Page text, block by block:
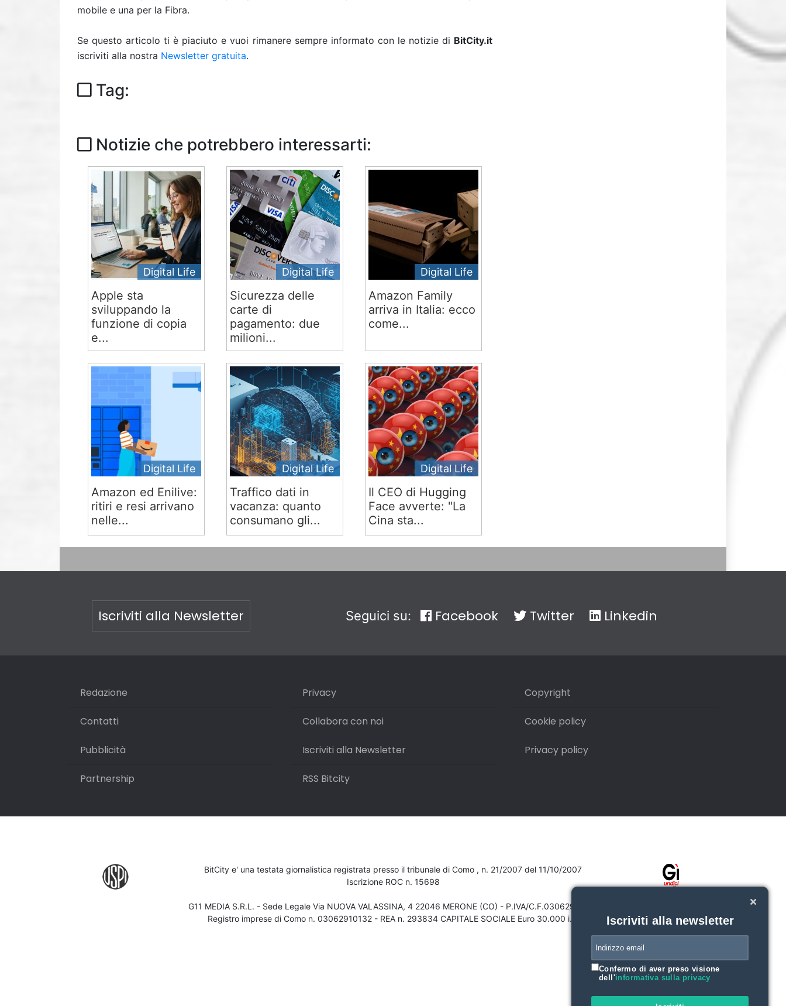
mobile e una per la Fibra.
Se questo articolo ti è piaciuto e vuoi rimanere sempre informato con le notizie di BitCity.it
iscriviti alla nostra Newsletter gratuita.
Tag:
Notizie che potrebbero interessarti:
Digital Life
Apple sta
sviluppando la
funzione di copia
e...
Digital Life
Sicurezza delle
carte di
pagamento: due
milioni...
Digital Life
Amazon Family
arriva in Italia: ecco
come...
Digital Life
Amazon ed Enilive:
ritiri e resi arrivano
nelle...
Digital Life
Traffico dati in
vacanza: quanto
consumano gli...
Digital Life
Il CEO di Hugging
Face avverte: "La
Cina sta...
Iscriviti alla Newsletter Seguici su: Facebook Twitter Linkedin
Redazione
Contatti
Pubblicità
Partnership
Privacy
Collabora con noi
Iscriviti alla Newsletter
RSS Bitcity
Copyright
Cookie policy
Privacy policy
BitCity e' una testata giornalistica registrata presso il tribunale di Como , n. 21/2007 del 11/10/2007
Iscrizione ROC n. 15698
G11 MEDIA S.R.L. - Sede Legale Via NUOVA VALASSINA, 4 22046 MERONE (CO) - P.IVA/C.F.03062910132
Registro imprese di Como n. 03062910132 - REA n. 293834 CAPITALE SOCIALE Euro 30.000 i.v.
Iscriviti alla newsletter
Confermo di aver preso visione
dell'informativa sulla privacy